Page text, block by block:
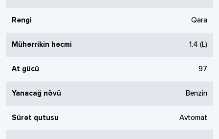
Rəngi Qara
Mühərrikin həcmi 1.4 (L)
At gücü 97
Yanacağ növü Benzin
Sürət qutusu Avtomat